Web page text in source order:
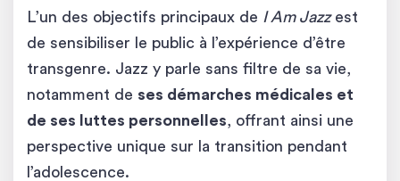
L’un des objectifs principaux de I Am Jazzest
de sensibiliser le public à l’expérience d’être
transgenre. Jazz y parle sans filtre de sa vie,
notamment de ses démarches médicales et
de ses luttes personnelles , offrant ainsi une
perspective unique sur la transition pendant
l’adolescence.